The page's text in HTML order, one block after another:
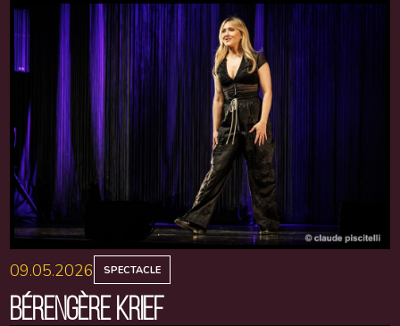
09.05.2026 SPECTACLE
BÉRENGÈRE KRIEF